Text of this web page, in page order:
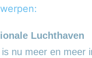
Luchthaven
is nu meer en meer